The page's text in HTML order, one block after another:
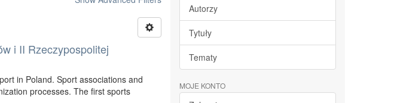
i II Rzeczypospolitej
in Poland. Sport associations and
processes. The first sports
Autorzy
Tytuły
Tematy
MOJE KONTO